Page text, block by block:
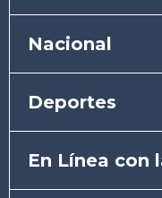
Nacional
Deportes
En Línea con